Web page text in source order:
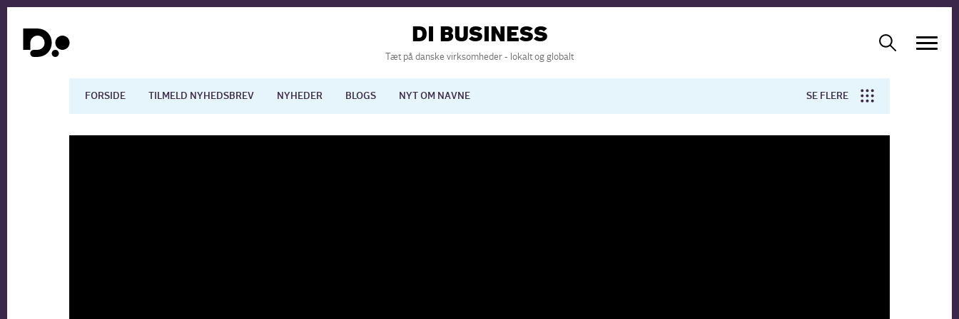
DI BUSINESS
Tæt på danske virksomheder - lokalt og globalt
FORSIDE TILMELD NYHEDSBREV NYHEDER BLOGS NYT OM NAVNE SE FLERE